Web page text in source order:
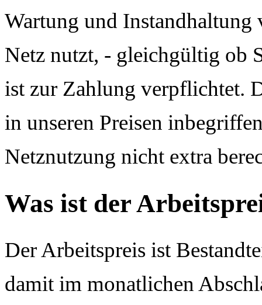
Wartung und Instandhaltung
Netz nutzt, - gleichgültig ob
ist zur Zahlung verpflichtet.
in unseren Preisen
Netznutzung nicht extra
Was ist der
Der Arbeitspreis ist
damit im monatlichen